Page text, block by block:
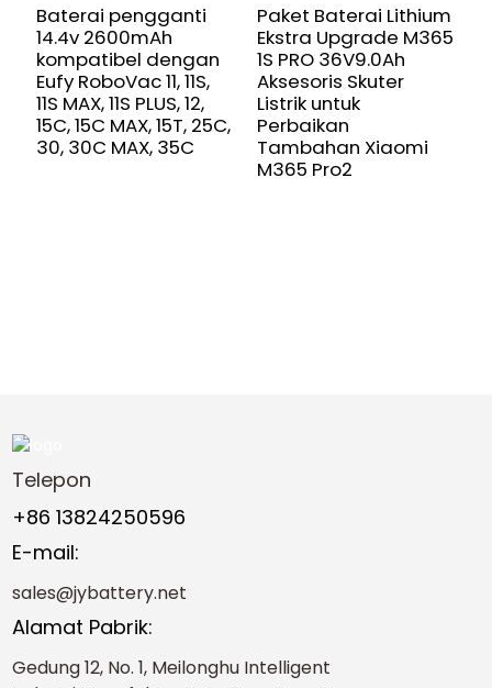
Baterai pengganti
14.4v 2600mAh
kompatibel dengan
Eufy RoboVac 11, 11S,
11S MAX, 11S PLUS, 12,
15C, 15C MAX, 15T, 25C,
30, 30C MAX, 35C
Paket Baterai Lithium
Ekstra Upgrade M365
1S PRO 36V9.0Ah
Aksesoris Skuter
Listrik untuk
Perbaikan
Tambahan Xiaomi
M365 Pro2
Telepon
+86 13824250596
E-mail:
sales@jybattery.net
Alamat Pabrik:
Gedung 12, No. 1, Meilonghu Intelligent